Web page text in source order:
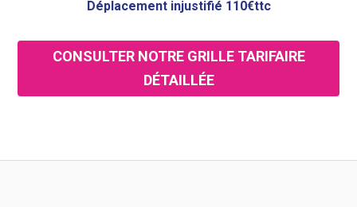
Déplacement injustifié 110€ttc
CONSULTER NOTRE GRILLE TARIFAIRE
DÉTAILLÉE